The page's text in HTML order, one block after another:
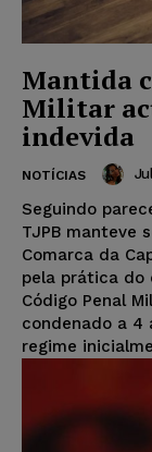
Mantida
Militar
indevida
NOTÍCIAS
Seguindo
TJPB manteve
Comarca da
pela prática do
Código Penal
condenado a 4
regime